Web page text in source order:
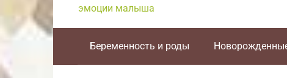
эмоции малыша
Беременность и роды